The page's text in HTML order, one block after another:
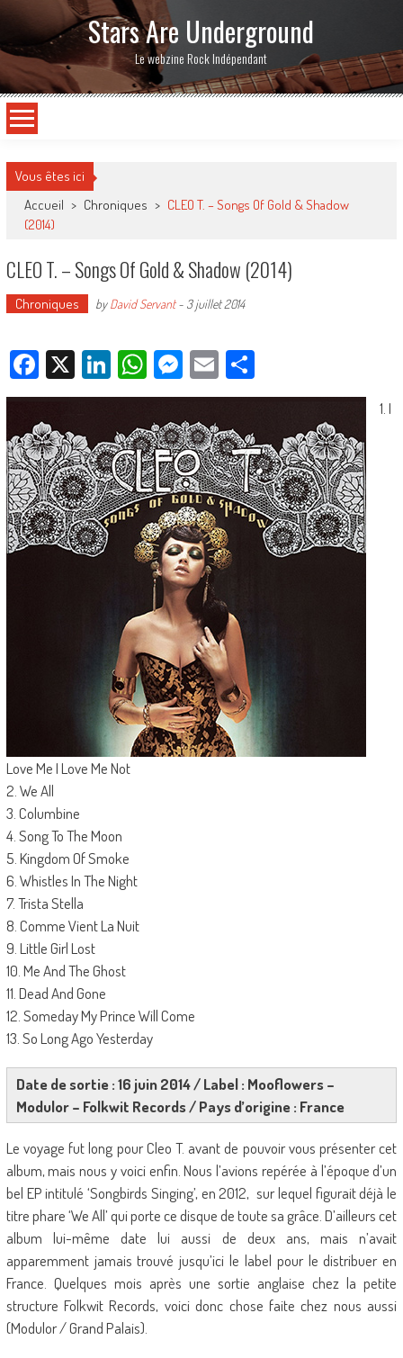
Stars Are Underground
Le webzine Rock Indépendant
Vous êtes ici
Accueil > Chroniques > CLEO T. – Songs Of Gold & Shadow
(2014)
CLEO T. – Songs Of Gold & Shadow (2014)
Chroniques byDavid Servant- 3 juillet 2014
Facebook
X LinkedIn
WhatsApp
Messenger
EmailPartager
1. I
Love Me I Love Me Not
2. We All
3. Columbine
4. Song To The Moon
5. Kingdom Of Smoke
6. Whistles In The Night
7. Trista Stella
8. Comme Vient La Nuit
9. Little Girl Lost
10. Me And The Ghost
11. Dead And Gone
12. Someday My Prince Will Come
13. So Long Ago Yesterday
Date de sortie : 16 juin 2014 / Label : Mooflowers –
Modulor – Folkwit Records / Pays d’origine : France
Le voyage fut long pour Cleo T. avant de pouvoir vous présenter cet
album, mais nous y voici enfin. Nous l’avions repérée à l’époque d’un
bel EP intitulé ‘Songbirds Singing’, en 2012, sur lequel figurait déjà le
titre phare ‘We All’ qui porte ce disque de toute sa grâce. D’ailleurs cet
album lui-même date lui aussi de deux ans, mais n’avait
apparemment jamais trouvé jusqu’ici le label pour le distribuer en
France. Quelques mois après une sortie anglaise chez la petite
structure Folkwit Records, voici donc chose faite chez nous aussi
(Modulor / Grand Palais).